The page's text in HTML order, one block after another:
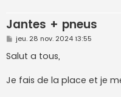
Jantes + pneus
M
e
s
s
g
e
jeu. 28 nov. 2024 13:55
Salut a tous,
Je fais de la place et je